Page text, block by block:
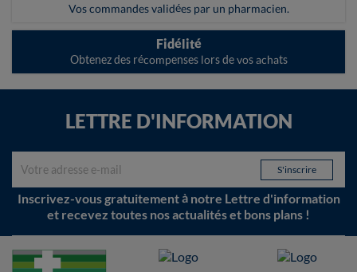
Vos commandes validées par un pharmacien.
Fidélité
Obtenez des récompenses lors de vos achats
LETTRE D'INFORMATION
Inscrivez-vous gratuitement à notre Lettre d'information
et recevez toutes nos actualités et bons plans !